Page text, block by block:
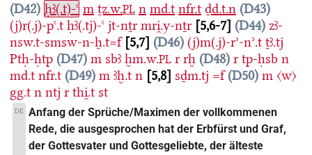
D42 ḥꜣ(.t)-ꜥ m ṯz.w.PL n md.t nfr.t ḏd.t.n D43
(j)r(.j)-pꜥ.t ḥꜣ(.tj)-ꜥ jt-nṯr mri̯.y-nṯr 5,6-7 D44 zꜣ-
nsw.t-smsw-n-ẖ.t=f 5,7 D46 (j)m(.j)-rʾ-nʾ.t ṯꜣ.tj
Ptḥ-ḥtp D47 m sbꜣ ḫm.w.PL r rḫ D48 r tp-ḥsb n
md.t nfr.t D49 m ꜣḫ.t n 5,8 sḏm.tj =f D50 m 〈w〉
gg.t n ntj r thi̯.t st
DE Anfang der Sprüche/Maximen der vollkommenen
Rede, die ausgesprochen hat der Erbfürst und Graf,
der Gottesvater und Gottesgeliebte, der älteste